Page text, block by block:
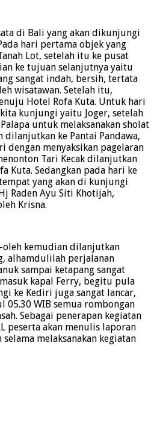
di Bali yang akan dikunjungi
hari pertama objek yang
Lot, setelah itu ke pusat
ke tujuan selanjutnya yaitu
sangat indah, bersih, tertata
wisatawan. Setelah itu,
Hotel Rofa Kuta. Untuk hari
kunjungi yaitu Joger, setelah
untuk melaksanakan sholat
ke Pantai Pandawa,
dengan menyaksikan pagelaran
Tari Kecak dilanjutkan
Kuta. Sedangkan pada hari ke
yang akan di kunjungi
Raden Ayu Siti Khotijah,
Krisna.
oleh kemudian dilanjutkan
alhamdulilah perjalanan
sampai ketapang sangat
kapal Ferry, begitu pula
ke Kediri juga sangat lancar,
05.30 WIB semua rombongan
Sebagai penerapan kegiatan
peserta akan menulis laporan
melaksanakan kegiatan